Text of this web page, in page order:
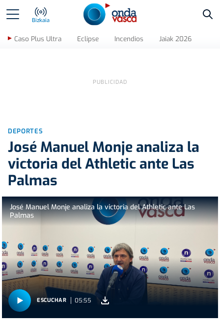
Bizkaia
Caso Plus Ultra Eclipse Incendios Jaiak 2026
DEPORTES
José Manuel Monje analiza la
victoria del Athletic ante Las
Palmas
José Manuel Monje analiza la victoria del Athletic ante Las
Palmas
ESCUCHAR 05:55